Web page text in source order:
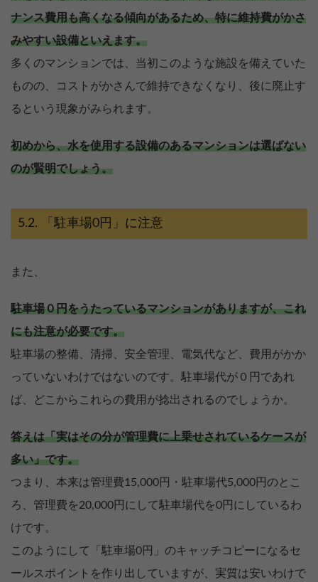
ナンス費用も高くなる傾向があるため、特に維持費がかさ
みやすい設備といえます。
多くのマンションでは、当初このような施設を備えていた
ものの、コストがかさんで維持できなくなり、後に廃止す
るという現象がみられます。
初めから、水を使用する設備のあるマンションは選ばない
のが賢明でしょう。
「駐車場0円」に注意
また、
駐車場０円をうたっているマンションがありますが、これ
にも注意が必要です。
駐車場の整備、清掃、安全管理、電気代など、費用がかか
っていないわけではないのです。駐車場代が０円であれ
ば、どこからこれらの費用が捻出されるのでしょうか。
答えは「実はその分が管理費に上乗せされているケースが
多い」です。
つまり、本来は管理費15,000円・駐車場代5,000円のとこ
ろ、管理費を20,000円にして駐車場代を0円にしているわ
けです。
このようにして「駐車場0円」のキャッチコピーになるセ
ールスポイントを作り出していますが、実質は安いわけで
無料診断スタート